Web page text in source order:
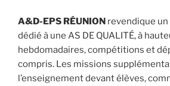
A&D-EPS RÉUNION revendique
dédié à une AS DE QUALITÉ, à
hebdomadaires, compétitions et
compris. Les missions
l’enseignement devant élèves,